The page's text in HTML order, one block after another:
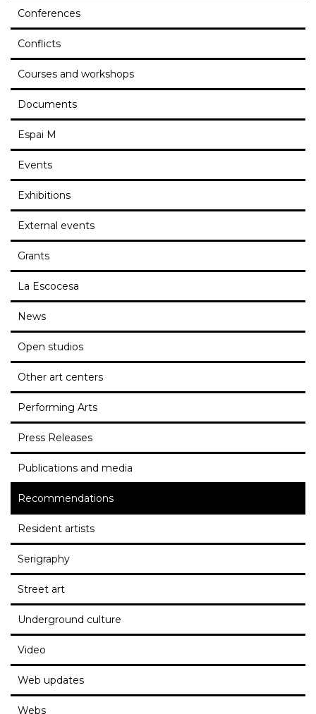
Conferences
Conflicts
Courses and workshops
Documents
Espai M
Events
Exhibitions
External events
Grants
La Escocesa
News
Open studios
Other art centers
Performing Arts
Press Releases
Publications and media
Recommendations
Resident artists
Serigraphy
Street art
Underground culture
Video
Web updates
Webs